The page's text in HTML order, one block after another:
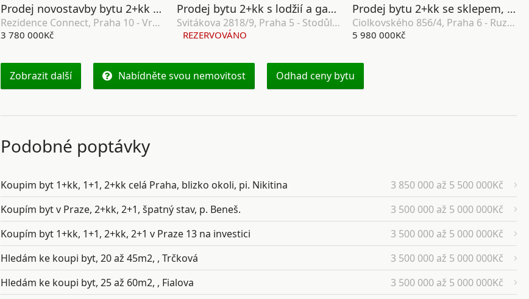
Prodej novostavby bytu 2+kk se zahradou, terasou, lodžií, sklepem a garážovým stáním, DV, 64 m2, Praha 10 - Vršovice
Rezidence Connect, Praha 10 - Vršovice
3 780 000Kč
Prodej bytu 2+kk s lodžií a garážovým stáním, OV, 58m², ul. Svitákova 2818/9, Praha 5 - Stodůlky
Svitákova 2818/9, Praha 5 - Stodůlky
REZERVOVÁNO
Prodej bytu 2+kk se sklepem, OV, 46m2, ul. Ciolkovského 856/4, Praha 6 - Ruzyně
Ciolkovského 856/4, Praha 6 - Ruzyně
5 980 000Kč
Zobrazit další Nabídněte svou nemovitost Odhad ceny bytu
Podobné poptávky
Koupim byt 1+kk, 1+1, 2+kk celá Praha, blizko okoli, pi. Nikitina
3 850 000 až 5 500 000Kč
Koupím byt v Praze, 2+kk, 2+1, špatný stav, p. Beneš.
3 500 000 až 5 000 000Kč
Koupím byt 1+kk, 1+1, 2+kk, 2+1 v Praze 13 na investici
3 500 000 až 5 000 000Kč
Hledám ke koupi byt, 20 až 45m2, , Trčková
3 500 000 až 5 000 000Kč
Hledám ke koupi byt, 25 až 60m2, , Fialova
3 500 000 až 5 000 000Kč